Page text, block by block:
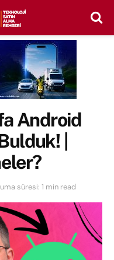
Android
|
süresi: 1 min read